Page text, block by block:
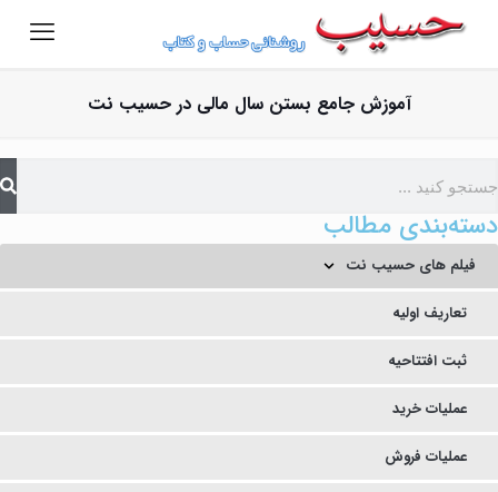
آموزش جامع بستن سال مالی در حسیب نت
دسته‌بندی مطالب
فیلم های حسیب نت
تعاریف اولیه
ثبت افتتاحیه
عملیات خرید
عملیات فروش